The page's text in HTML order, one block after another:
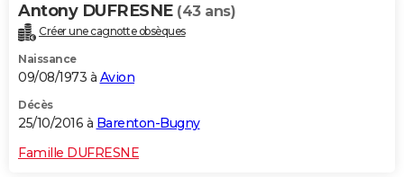
Antony DUFRESNE (43 ans)
Créer une cagnotte obsèques
Naissance
09/08/1973 à Avion
Décès
25/10/2016 à Barenton-Bugny
Famille DUFRESNE